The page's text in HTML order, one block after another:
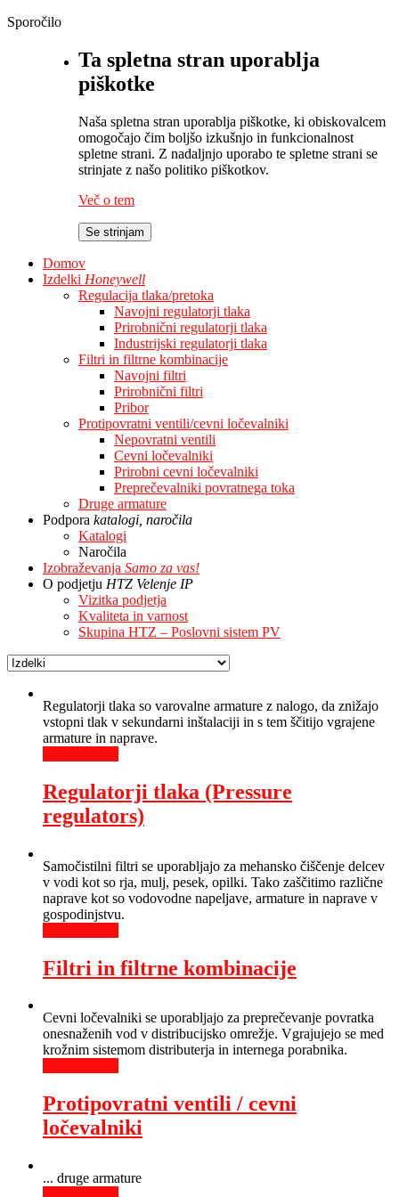
Sporočilo
Ta spletna stran uporablja
piškotke
Naša spletna stran uporablja piškotke, ki obiskovalcem
omogočajo čim boljšo izkušnjo in funkcionalnost
spletne strani. Z nadaljnjo uporabo te spletne strani se
strinjate z našo politiko piškotkov.
Več o tem
Se strinjam
Domov
Izdelki Honeywell
Regulacija tlaka/pretoka
Navojni regulatorji tlaka
Prirobnični regulatorji tlaka
Industrijski regulatorji tlaka
Filtri in filtrne kombinacije
Navojni filtri
Prirobnični filtri
Pribor
Protipovratni ventili/cevni ločevalniki
Nepovratni ventili
Cevni ločevalniki
Prirobni cevni ločevalniki
Preprečevalniki povratnega toka
Druge armature
Podpora katalogi, naročila
Katalogi
Naročila
Izobraževanja Samo za vas!
O podjetju HTZ Velenje IP
Vizitka podjetja
Kvaliteta in varnost
Skupina HTZ – Poslovni sistem PV
Regulatorji tlaka so varovalne armature z nalogo, da znižajo
vstopni tlak v sekundarni inštalaciji in s tem ščitijo vgrajene
armature in naprave.
Regulatorji tlaka (Pressure
regulators)
Samočistilni filtri se uporabljajo za mehansko čiščenje delcev
v vodi kot so rja, mulj, pesek, opilki. Tako zaščitimo različne
naprave kot so vodovodne napeljave, armature in naprave v
gospodinjstvu.
Filtri in filtrne kombinacije
Cevni ločevalniki se uporabljajo za preprečevanje povratka
onesnaženih vod v distribucijsko omrežje. Vgrajujejo se med
krožnim sistemom distributerja in internega porabnika.
Protipovratni ventili / cevni
ločevalniki
... druge armature